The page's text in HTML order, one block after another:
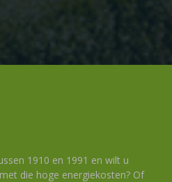
1910 en 1991 en wilt u
die hoge energiekosten? Of